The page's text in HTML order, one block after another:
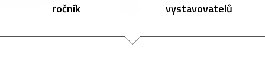
ročník vystavovatelů